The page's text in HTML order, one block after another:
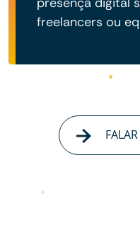
freelancers ou